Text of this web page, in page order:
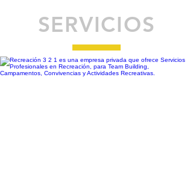
SERVICIOS